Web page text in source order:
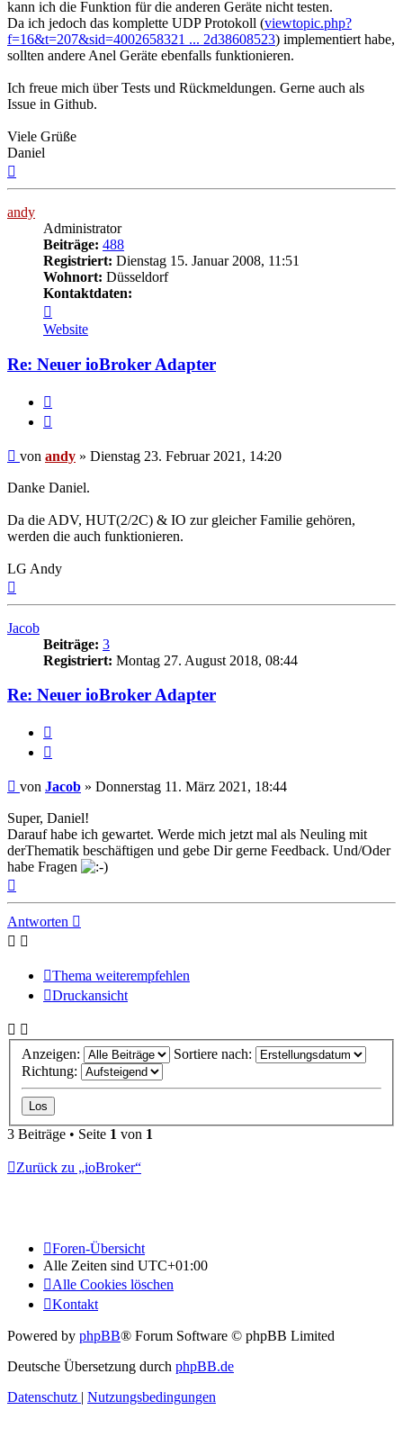
kann ich die Funktion für die anderen Geräte nicht testen.
Da ich jedoch das komplette UDP Protokoll (viewtopic.php?
f=16&t=207&sid=4002658321 ... 2d38608523) implementiert habe,
sollten andere Anel Geräte ebenfalls funktionieren.
Ich freue mich über Tests und Rückmeldungen. Gerne auch als
Issue in Github.
Viele Grüße
Daniel
andy
Administrator
Beiträge: 488
Registriert: Dienstag 15. Januar 2008, 11:51
Wohnort: Düsseldorf
Kontaktdaten:
von
andy
Website
Re: Neuer ioBroker Adapter
Beitrag
von andy » Dienstag 23. Februar 2021, 14:20
Danke Daniel.
Da die ADV, HUT(2/2C) & IO zur gleicher Familie gehören,
werden die auch funktionieren.
LG Andy
Jacob
Beiträge: 3
Registriert: Montag 27. August 2018, 08:44
Re: Neuer ioBroker Adapter
Beitrag
von Jacob » Donnerstag 11. März 2021, 18:44
Super, Daniel!
Darauf habe ich gewartet. Werde mich jetzt mal als Neuling mit
derThematik beschäftigen und gebe Dir gerne Feedback. Und/Oder
habe Fragen
Antworten
Thema weiterempfehlen
Druckansicht
Anzeigen:
Sortiere nach:
Richtung:
3 Beiträge • Seite 1 von 1
Zurück zu „ioBroker“
Foren-Übersicht
Alle Zeiten sind UTC+01:00
Alle Cookies löschen
Kontakt
Powered by phpBB® Forum Software © phpBB Limited
Deutsche Übersetzung durch phpBB.de
Datenschutz | Nutzungsbedingungen